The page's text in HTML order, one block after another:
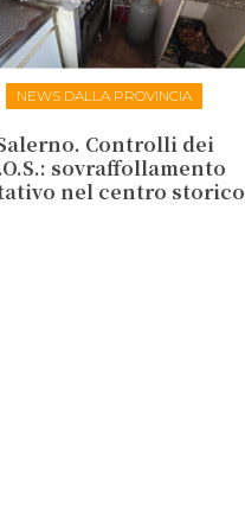
NEWS DALLA PROVINCIA
Controlli dei
sovraffollamento
nel centro storico